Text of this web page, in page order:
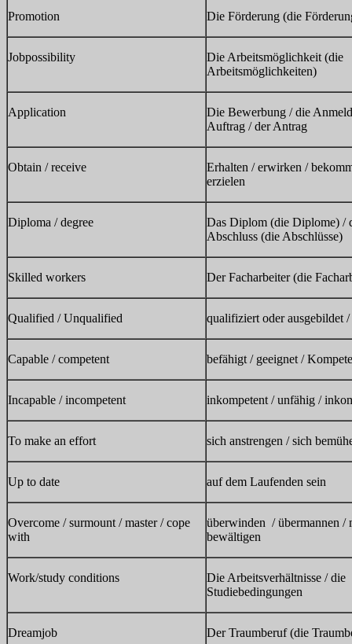
Promotion Die Förderung (die
Jobpossibility
Die Arbeitsmöglichkeit (die
Arbeitsmöglichkeiten)
Application
Die Bewerbung / die
Auftrag / der Antrag
Obtain / receive
Erhalten / erwirken /
erzielen
Diploma / degree
Das Diplom (die Diplome) /
Abschluss (die Abschlüsse)
Skilled workers Der Facharbeiter (die
Qualified / Unqualified qualifiziert oder ausgebildet
Capable / competent befähigt / geeignet /
Incapable / incompetent inkompetent / unfähig /
To make an effort sich anstrengen / sich
Up to date auf dem Laufenden sein
Overcome / surmount / master / cope
with
überwinden / übermannen /
bewältigen
Work/study conditions
Die Arbeitsverhältnisse / die
Studiebedingungen
Dreamjob Der Traumberuf (die